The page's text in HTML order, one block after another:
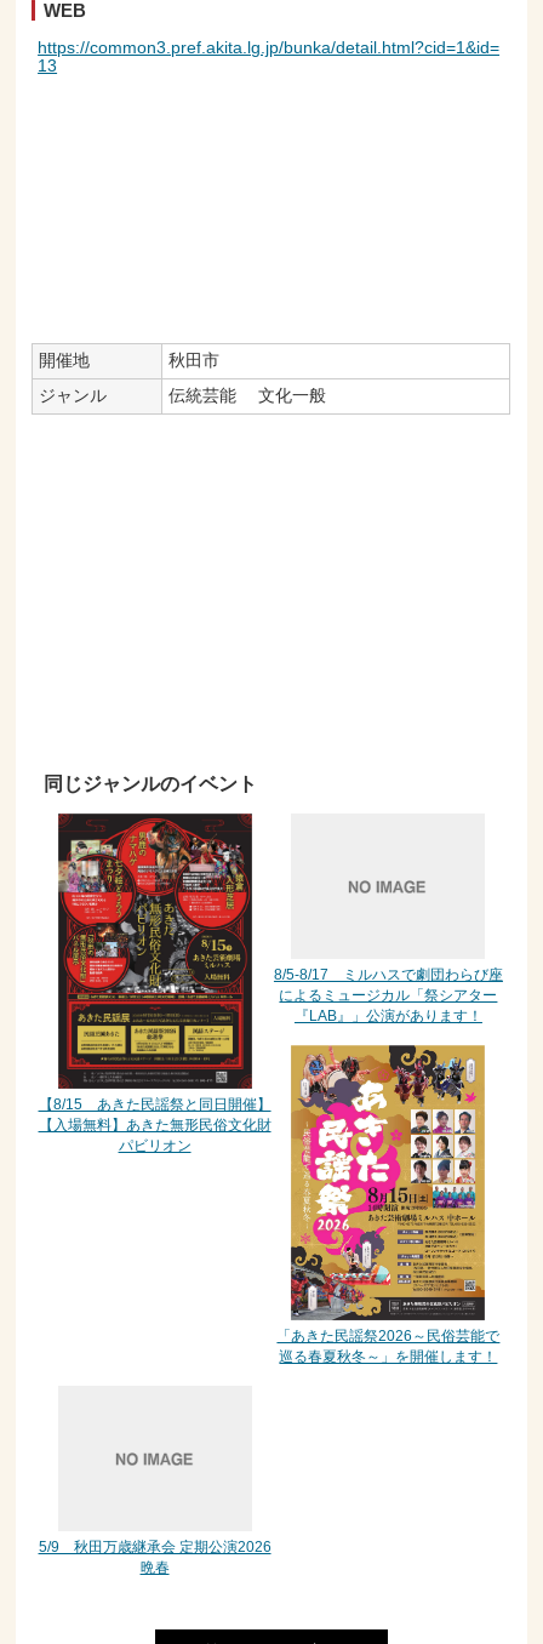
WEB
https://common3.pref.akita.lg.jp/bunka/detail.html?cid=1&id=
13
開催地
秋田市
ジャンル
伝統芸能 文化一般
同じジャンルのイベント
【8/15 あきた民謡祭と同日開催】
【入場無料】あきた無形民俗文化財
パビリオン
8/5-8/17 ミルハスで劇団わらび座
によるミュージカル「祭シアター
『LAB』」公演があります！
「あきた民謡祭2026～民俗芸能で
巡る春夏秋冬～」を開催します！
5/9 秋田万歳継承会 定期公演2026
晩春